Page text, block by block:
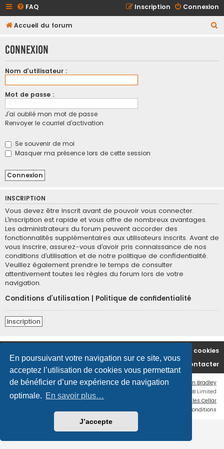
En poursuivant votre navigation sur ce site, vous
acceptez l’utilisation de cookies vous permettant
de bénéficier d’une expérience de navigation
optimale. En savoir plus…
J’accepte
FAQ Connexion
Inscription
Accueil du forum
h
Connexion
Nom d’utilisateur :
Mot de passe :
J’ai oublié mon mot de passe
Renvoyer le courriel d’activation
Se souvenir de moi
Masquer ma présence lors de cette session
INSCRIPTION
Vous devez être inscrit avant de pouvoir vous connecter.
L’inscription est rapide et vous offre de nombreux avantages.
Les administrateurs du forum peuvent accorder des
fonctionnalités supplémentaires aux utilisateurs inscrits. Avant de
vous inscrire, assurez-vous d’avoir pris connaissance de nos
conditions d’utilisation et de notre politique de confidentialité.
Veuillez également prendre le temps de consulter
attentivement toutes les règles du forum lors de votre
navigation.
Conditions d’utilisation
Politique de confidentialité
Inscription
Supprimer les cookies
Nous contacter
Flat Style by
Ian Bradley
Développé par
® Forum Software © phpBB Limited
Traduction française officielle
Miles Cellar
Conditions